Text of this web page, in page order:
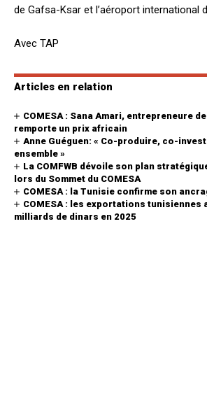
de Gafsa-Ksar et l’aéroport international
Avec TAP
Articles en relation
COMESA : Sana Amari, entrepreneure
remporte un prix africain
Anne Guéguen: « Co-produire, co-
ensemble »
La COMFWB dévoile son plan
lors du Sommet du COMESA
COMESA : la Tunisie confirme son
COMESA : les exportations tunisiennes
milliards de dinars en 2025